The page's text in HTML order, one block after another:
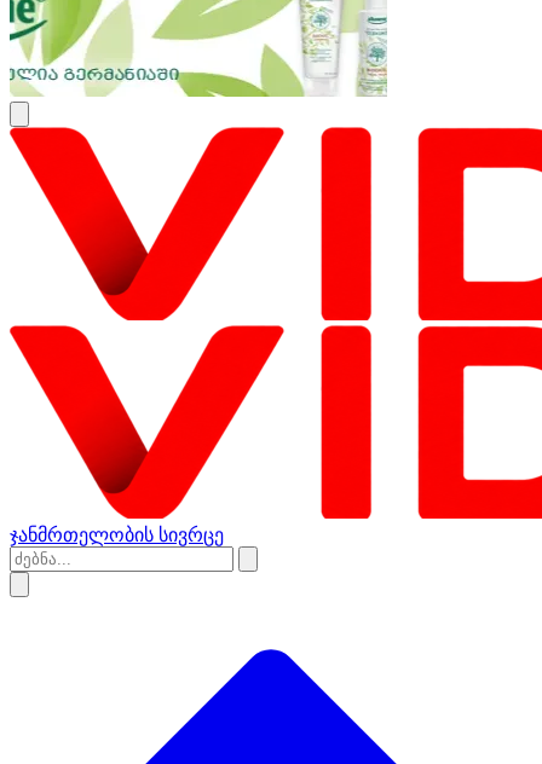
ჯანმრთელობის სივრცე